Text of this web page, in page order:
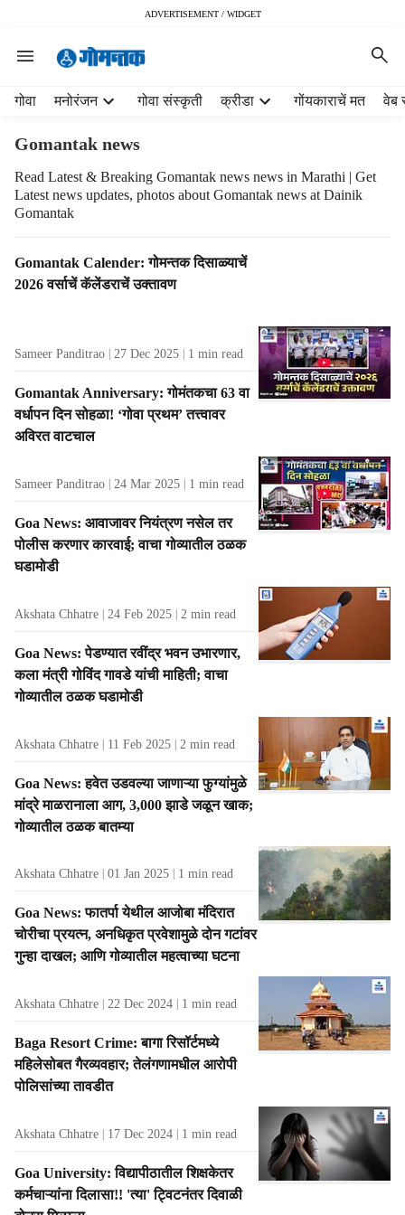
ADVERTISEMENT / WIDGET
गोवा मनोरंजन गोवा संस्कृती क्रीडा गोंयकाराचें मत वेब
Gomantak news
Read Latest & Breaking Gomantak news news in Marathi | Get
Latest news updates, photos about Gomantak news at Dainik
Gomantak
T
a
s
l
t
s
Gomantak Calender: गोमन्तक दिसाळ्याचें
2026 वर्साचें कॅलेंडराचें उक्तावण
Sameer Panditrao 27 Dec 2025 1 min read
Gomantak Anniversary: गोमंतकचा 63 वा
वर्धापन दिन सोहळा! ‘गोवा प्रथम’ तत्त्वावर
अविरत वाटचाल
Sameer Panditrao 24 Mar 2025 1 min read
Goa News: आवाजावर नियंत्रण नसेल तर
पोलीस करणार कारवाई; वाचा गोव्यातील ठळक
घडामोडी
Akshata Chhatre 24 Feb 2025 2 min read
Goa News: पेडण्यात रवींद्र भवन उभारणार,
कला मंत्री गोविंद गावडे यांची माहिती; वाचा
गोव्यातील ठळक घडामोडी
Akshata Chhatre 11 Feb 2025 2 min read
Goa News: हवेत उडवल्या जाणाऱ्या फुग्यांमुळे
मांद्रे माळरानाला आग, 3,000 झाडे जळून खाक;
गोव्यातील ठळक बातम्या
Akshata Chhatre 01 Jan 2025 1 min read
Goa News: फातर्पा येथील आजोबा मंदिरात
चोरीचा प्रयत्न, अनधिकृत प्रवेशामुळे दोन गटांवर
गुन्हा दाखल; आणि गोव्यातील महत्वाच्या घटना
Akshata Chhatre 22 Dec 2024 1 min read
Baga Resort Crime: बागा रिसॉर्टमध्ये
महिलेसोबत गैरव्यवहार; तेलंगणामधील आरोपी
पोलिसांच्या तावडीत
Akshata Chhatre 17 Dec 2024 1 min read
Goa University: विद्यापीठातील शिक्षकेतर
कर्मचाऱ्यांना दिलासा!! 'त्या' ट्विटनंतर दिवाळी